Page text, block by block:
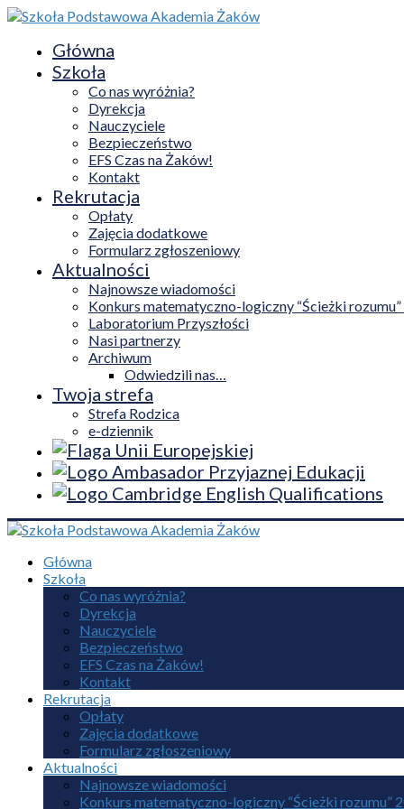
Główna
Szkoła
Co nas wyróżnia?
Dyrekcja
Nauczyciele
Bezpieczeństwo
EFS Czas na Żaków!
Kontakt
Rekrutacja
Opłaty
Zajęcia dodatkowe
Formularz zgłoszeniowy
Aktualności
Najnowsze wiadomości
Konkurs matematyczno-logiczny “Ścieżki
Laboratorium Przyszłości
Nasi partnerzy
Archiwum
Odwiedzili nas…
Twoja strefa
Strefa Rodzica
e-dziennik
Główna
Szkoła
Co nas wyróżnia?
Dyrekcja
Nauczyciele
Bezpieczeństwo
EFS Czas na Żaków!
Kontakt
Rekrutacja
Opłaty
Zajęcia dodatkowe
Formularz zgłoszeniowy
Aktualności
Najnowsze wiadomości
Konkurs matematyczno-logiczny “Ścieżki rozumu”